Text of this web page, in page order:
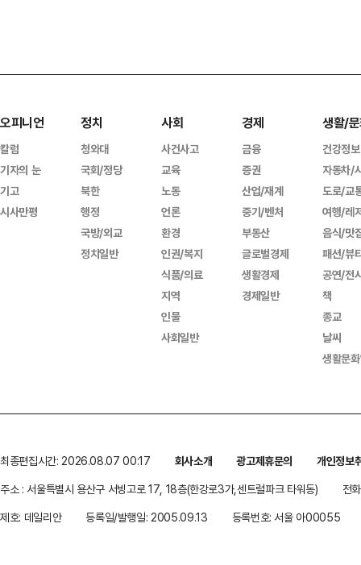
오피니언
칼럼
기자의 눈
기고
시사만평
정치
청와대
국회/정당
북한
행정
국방/외교
정치일반
사회
사건사고
교육
노동
언론
환경
인권/복지
식품/의료
지역
인물
사회일반
경제
금융
증권
산업/재계
중기/벤처
부동산
글로벌경제
생활경제
경제일반
생활/
건강정보
자동차/
도로/교
여행/레
음식/맛
패션/뷰
공연/전
책
종교
날씨
생활문
최종편집시간: 2026.08.07 00:17 회사소개 광고제휴문의
개인정보
주소 : 서울특별시 용산구 서빙고로 17, 18층(한강로3가,센트럴파크 타워동)
전
제호: 데일리안
등록일/발행일: 2005.09.13 등록번호: 서울 아00055